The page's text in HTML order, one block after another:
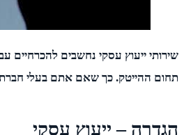
שירותי ייעוץ עסקי נחשבים להכרחיים
תחום ההייטק. כך שאם אתם בעלי חברת
הגדרה – ייעוץ עסקי